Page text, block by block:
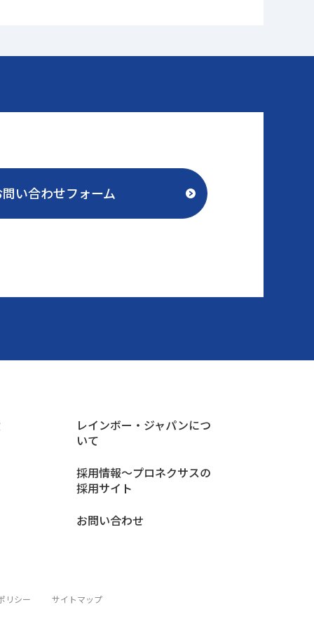
い合わせフォーム
レインボー・ジャパンにつ
いて
採用情報〜プロネクサスの
採用サイト
お問い合わせ
リシー サイトマップ